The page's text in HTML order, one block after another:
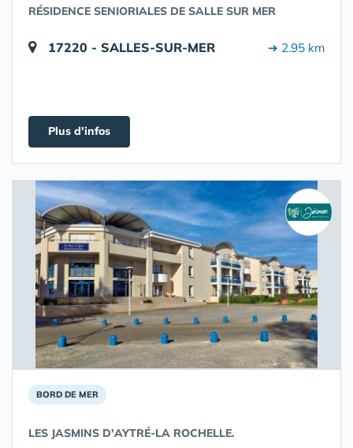
RÉSIDENCE SENIORIALES DE SALLE SUR MER
17220 - SALLES-SUR-MER ➔ 2.95 km
Plus d'infos
BORD DE MER
LES JASMINS D'AYTRÉ-LA ROCHELLE.